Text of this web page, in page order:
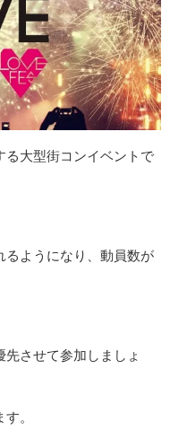
る大型街コンイベントで
るようになり、動員数が
させて参加しましょ
。